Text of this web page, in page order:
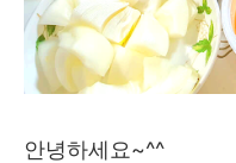
안녕하세요~^^